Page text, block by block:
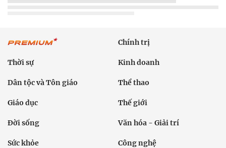
Chính trị
Thời sự Kinh doanh
Dân tộc và Tôn giáo Thể thao
Giáo dục Thế giới
Đời sống Văn hóa - Giải trí
Sức khỏe Công nghệ